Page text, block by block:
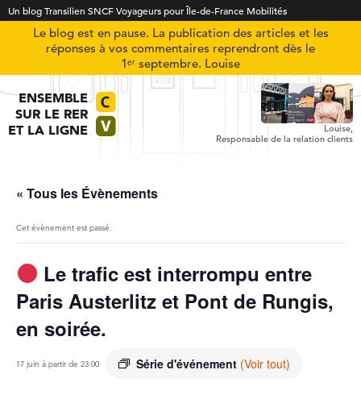
Un blog Transilien SNCF Voyageurs pour Île-de-France Mobilités
Le blog est en pause. La publication des articles et les
réponses à vos commentaires reprendront dès le
1ᵉʳ septembre. Louise
ENSEMBLE
SUR LE RER
ET LA LIGNE
Louise,
Responsable de la relation clients
« Tous les Évènements
Cet évènement est passé.
Le trafic est interrompu entre
Paris Austerlitz et Pont de Rungis,
en soirée.
17 juin à partir de 23:00 Série d'événement (Voir tout)